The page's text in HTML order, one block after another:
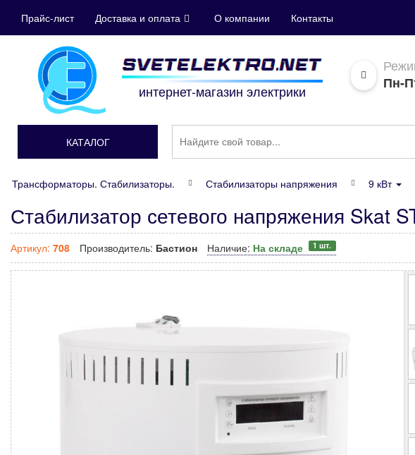
Прайс-лист Доставка и оплата О компании Контакты
интернет-магазин электрики
Пн-
КАТАЛОГ
Трансформаторы. Стабилизаторы. Стабилизаторы напряжения 9 кВт
Стабилизатор сетевого напряжения Skat
Артикул: 708 Производитель: Бастион Наличие: На складе 1 шт.